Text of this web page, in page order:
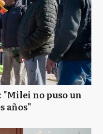
"Milei no puso un
años"